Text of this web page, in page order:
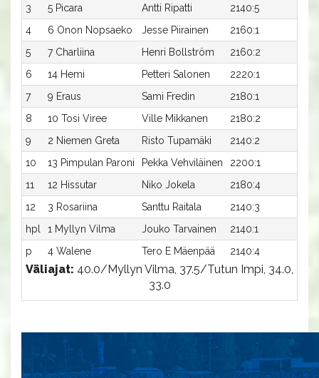
3 5 Picara Antti Ripatti 2140:5
4
6 Onon Nopsaeko Jesse Piirainen 2160:1
5
7 Charliina Henri Bollström 2160:2
6
14 Hemi Petteri Salonen 2220:1
7
9 Eraus Sami Fredin 2180:1
8
10 Tosi Viree Ville Mikkanen 2180:2
9
2 Niemen Greta Risto Tupamäki 2140:2
10
13 Pimpulan Paroni Pekka Vehviläinen 2200:1
11
12 Hissutar Niko Jokela 2180:4
12
3 Rosariina Santtu Raitala 2140:3
hpl
1 Myllyn Vilma Jouko Tarvainen 2140:1
p
4 Walene Tero E Mäenpää 2140:4
Väliajat: 40.0/Myllyn Vilma, 37.5/Tutun Impi, 34.0,
33.0